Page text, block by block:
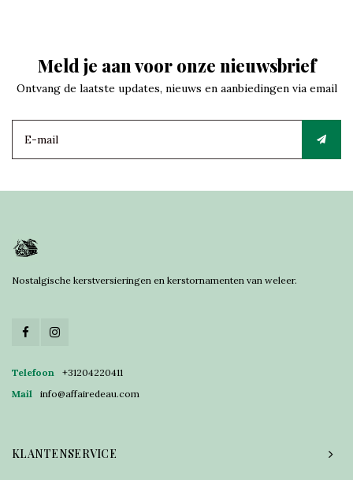
Meld je aan voor onze nieuwsbrief
Ontvang de laatste updates, nieuws en aanbiedingen via email
Nostalgische kerstversieringen en kerstornamenten van weleer.
Telefoon
+31204220411
Mail
info@affairedeau.com
KLANTENSERVICE